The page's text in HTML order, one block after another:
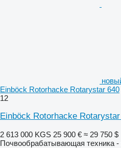
Einböck Rotorhacke Rotarystar 640
12
Einböck Rotorhacke
2 613 000 KGS 25 900 € ≈ 29 750 $
Почвообрабатывающая техника -